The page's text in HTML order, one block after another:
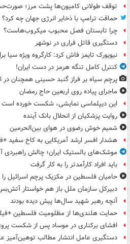
توقف طولانی کامیون‌ها پشت مرز؛
حماقت ترامپ با ذخایر انرژی جهان چه کرد؟
چرا تابستان فصل محبوب میکروب‌هاست؟
دستگیری قاتل فراری در نوشهر
نیویورک تایمز فاش کرد: کارگروه ویژه سیا
کنترل کامل تنگه هرمز در دست ایران!
پرچم سیاه بر فراز گنبد حسینی همچنان در
ماجرای پیاده روی اربعین حاج رمضان
این دیپلماسی نمایشی، شکست خورده است
روایت پزشکیان از انحلال بانک آینده
شمیم خوش رضوی در هوای بین‌الحرمین
هشدار افسر ارشد آمریکایی به کاخ سفید
موشک‌های بالستیک ایران؛ چالش راهبردی
باید افراد کارآمدتر را به کار گرفت
حامیان فلسطین در مکزیک پرچم اسرائیل
دبیرکل سازمان ملل باز هم خواستار
آنچه رهبر شهید سال‌ها پیش دیده بودند
حمایت هلندی‌ها از مظلومیت فلسطین
افشای برکناری در موساد پس از شکست
دستگیری عامل انتشار مطالب توهین‌آمیز